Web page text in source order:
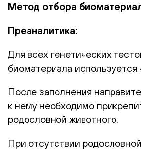
Метод отбора
Преаналитика:
Для всех генетических
биоматериала используется
После заполнения
к нему необходимо
родословной животного.
При отсутствии родословной